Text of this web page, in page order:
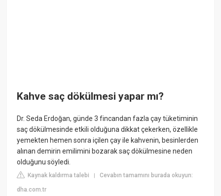
Kahve saç dökülmesi yapar mı?
Dr. Seda Erdoğan, günde 3 fincandan fazla çay tüketiminin
saç dökülmesinde etkili olduğuna dikkat çekerken, özellikle
yemekten hemen sonra içilen çay ile kahvenin, besinlerden
alınan demirin emilimini bozarak saç dökülmesine neden
olduğunu söyledi.
Kaynak kaldırma talebi |Cevabın tamamını burada okuyun:
dha.com.tr